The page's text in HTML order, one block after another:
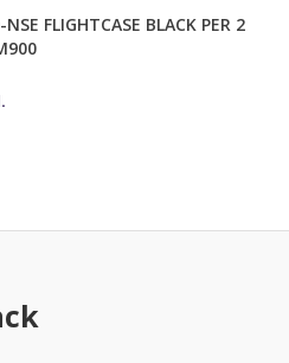
FLIGHTCASE BLACK PER 2